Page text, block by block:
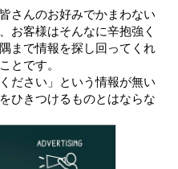
さんのお好みでかまわない
お客様はそんなに辛抱強く
まで情報を探し回ってくれ
とです。
ださい」という情報が無い
ひきつけるものとはならな